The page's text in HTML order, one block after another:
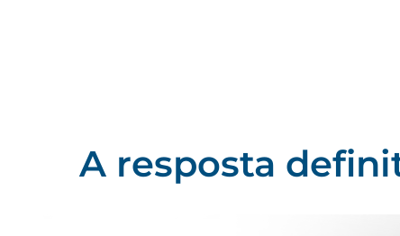
A resposta